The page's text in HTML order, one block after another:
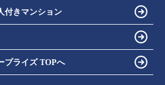
付きマンション
プライズ TOPへ